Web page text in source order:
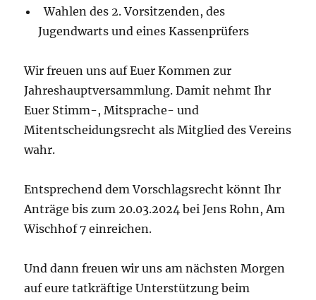
Wahlen des 2. Vorsitzenden, des
Jugendwarts und eines Kassenprüfers
Wir freuen uns auf Euer Kommen zur
Jahreshauptversammlung. Damit nehmt Ihr
Euer Stimm-, Mitsprache- und
Mitentscheidungsrecht als Mitglied des Vereins
wahr.
Entsprechend dem Vorschlagsrecht könnt Ihr
Anträge bis zum 20.03.2024 bei Jens Rohn, Am
Wischhof 7 einreichen.
Und dann freuen wir uns am nächsten Morgen
auf eure tatkräftige Unterstützung beim